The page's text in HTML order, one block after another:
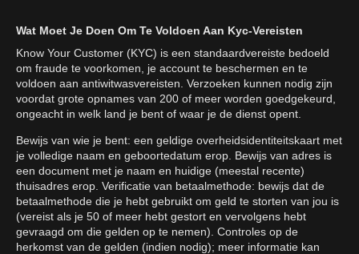
Wat Moet Je Doen Om Te Voldoen Aan Kyc-Vereisten
Know Your Customer (KYC) is een standaardvereiste bedoeld
om fraude te voorkomen, je account te beschermen en te
voldoen aan antiwitwasvereisten. Verzoeken kunnen nodig zijn
voordat grote opnames van 200 of meer worden goedgekeurd,
ongeacht in welk land je bent of waar je de dienst opent.
Bewijs van wie je bent: een geldige overheidsidentiteitskaart met
je volledige naam en geboortedatum erop. Bewijs van adres is
een document met je naam en huidige (meestal recente)
thuisadres erop. Verificatie van betaalmethode: bewijs dat de
betaalmethode die je hebt gebruikt om geld te storten van jou is
(vereist als je 50 of meer hebt gestort en vervolgens hebt
gevraagd om die gelden op te nemen). Controles op de
herkomst van de gelden (indien nodig); meer informatie kan